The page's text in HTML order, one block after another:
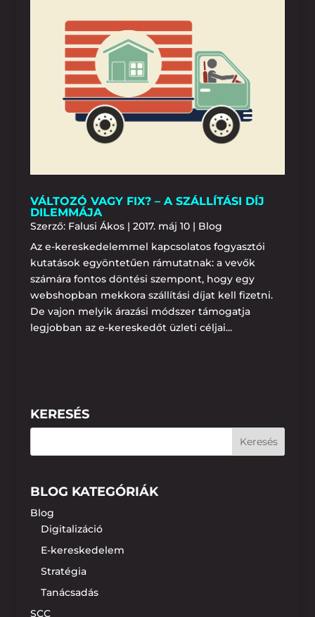
VÁLTOZÓ VAGY FIX? – A SZÁLLÍTÁSI DÍJ
DILEMMÁJA
Szerző: Falusi Ákos| 2017. máj 10| Blog
Az e-kereskedelemmel kapcsolatos fogyasztói
kutatások egyöntetűen rámutatnak: a vevők
számára fontos döntési szempont, hogy egy
webshopban mekkora szállítási díjat kell fizetni.
De vajon melyik árazási módszer támogatja
legjobban az e-kereskedőt üzleti céljai...
KERESÉS
BLOG KATEGÓRIÁK
Blog
Digitalizáció
E-kereskedelem
Stratégia
Tanácsadás
SCC